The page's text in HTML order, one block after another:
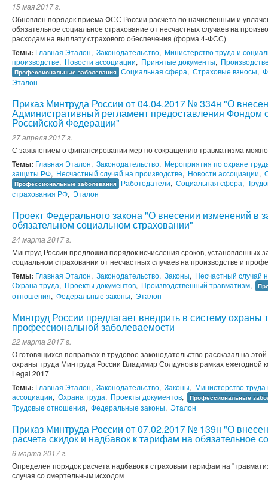
15 мая 2017 г.
Обновлен порядок приема ФСС России расчета по начисленным и
обязательное социальное страхование от несчастных случаев на
расходам на выплату страхового обеспечения (форма 4-ФСС)
Темы: Главная Эталон, Законодательство, Министерство труда и
производстве, Новости ассоциации, Принятые документы,
Профессиональные заболевания Социальная сфера, Страховые взносы,
Эталон
Приказ Минтруда России от 04.04.2017 № 334н "О
Административный регламент предоставления Фондом
Российской Федерации"
27 апреля 2017 г.
С заявлением о финансировании мер по сокращению травматизма
Темы: Главная Эталон, Законодательство, Мероприятия по охране
защиты РФ, Несчастный случай на производстве, Новости ассоциации,
Профессиональные заболевания Работодатели, Социальная сфера,
страхования РФ, Эталон
Проект Федерального закона "О внесении изменений в
обязательном социальном страховании"
24 марта 2017 г.
Минтруд России предложил порядок исчисления сроков, установленных
социальном страховании от несчастных случаев на производстве и
Темы: Главная Эталон, Законодательство, Законы, Несчастный случай
Охрана труда, Проекты документов, Производственный травматизм,
отношения, Федеральные законы, Эталон
Минтруд России предлагает внедрить в систему охраны
профессиональной заболеваемости
22 марта 2017 г.
О готовящихся поправках в трудовое законодательство рассказал на
охраны труда Минтруда России Владимир Солдунов в рамках ежегодной
Legal 2017
Темы: Главная Эталон, Законодательство, Законы, Министерство
ассоциации, Охрана труда, Проекты документов, Профессиональные
Трудовые отношения, Федеральные законы, Эталон
Приказ Минтруда России от 07.02.2017 № 139н "О
расчета скидок и надбавок к тарифам на обязательное
6 марта 2017 г.
Определен порядок расчета надбавок к страховым тарифам на
случая со смертельным исходом